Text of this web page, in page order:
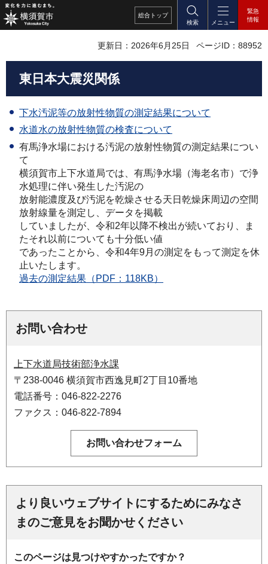
総合 トップ
検索
メニュー
緊急
情報
更新日：2026年6月25日 ページID：88952
東日本大震災関係
下水汚泥等の放射性物質の測定結果について
水道水の放射性物質の検査について
有馬浄水場における汚泥の放射性物質の測定結果につい
て
横須賀市上下水道局では、有馬浄水場（海老名市）で浄
水処理に伴い発生した汚泥の
放射能濃度及び汚泥を乾燥させる天日乾燥床周辺の空間
放射線量を測定し、データを掲載
していましたが、令和2年以降不検出が続いており、ま
たそれ以前についても十分低い値
であったことから、令和4年9月の測定をもって測定を休
止いたします。
過去の測定結果（PDF：118KB）
お問い合わせ
上下水道局技術部浄水課
〒238-0046 横須賀市西逸見町2丁目10番地
電話番号：046-822-2276
ファクス：046-822-7894
より良いウェブサイトにするためにみなさ
まのご意見をお聞かせください
このページは見つけやすかったですか？